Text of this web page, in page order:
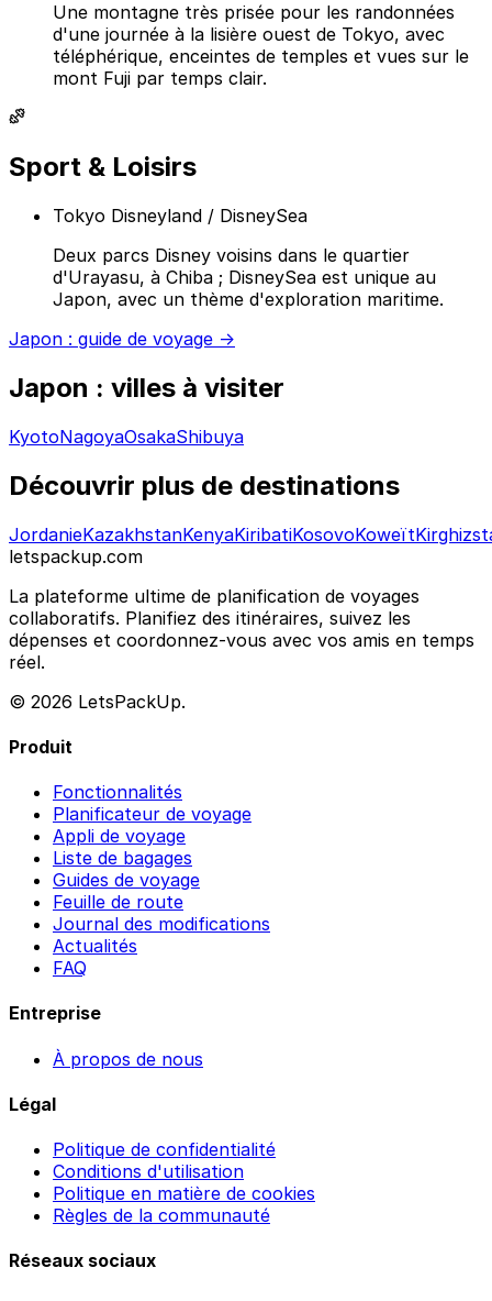
Une montagne très prisée pour les randonnées
d'une journée à la lisière ouest de Tokyo, avec
téléphérique, enceintes de temples et vues sur le
mont Fuji par temps clair.
Sport & Loisirs
Tokyo Disneyland / DisneySea
Deux parcs Disney voisins dans le quartier
d'Urayasu, à Chiba ; DisneySea est unique au
Japon, avec un thème d'exploration maritime.
Japon : guide de voyage →
Japon : villes à visiter
KyotoNagoyaOsakaShibuya
Découvrir plus de destinations
JordanieKazakhstanKenyaKiribatiKosovoKoweït
letspackup.com
La plateforme ultime de planification de voyages
collaboratifs. Planifiez des itinéraires, suivez les
dépenses et coordonnez-vous avec vos amis en temps
réel.
© 2026 LetsPackUp.
Produit
Fonctionnalités
Planificateur de voyage
Appli de voyage
Liste de bagages
Guides de voyage
Feuille de route
Journal des modifications
Actualités
FAQ
Entreprise
À propos de nous
Légal
Politique de confidentialité
Conditions d'utilisation
Politique en matière de cookies
Règles de la communauté
Réseaux sociaux